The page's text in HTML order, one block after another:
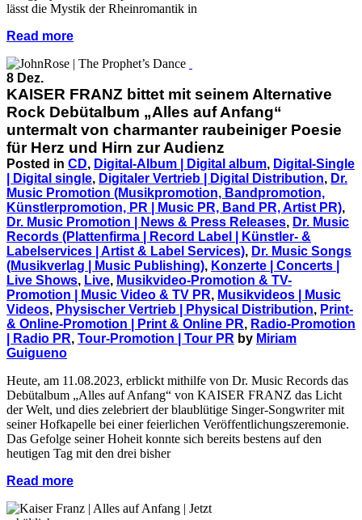
lässt die Mystik der Rheinromantik in
Read more
8 Dez.
KAISER FRANZ bittet mit seinem Alternative
Rock Debütalbum „Alles auf Anfang“
untermalt von charmanter raubeiniger Poesie
für Herz und Hirn zur Audienz
Posted in CD, Digital-Album | Digital album, Digital-Single
| Digital single, Digitaler Vertrieb | Digital Distribution, Dr.
Music Promotion (Musikpromotion, Bandpromotion,
Künstlerpromotion, PR | Music PR, Band PR, Artist PR),
Dr. Music Promotion | News & Press Releases, Dr. Music
Records (Plattenfirma | Record Label | Künstler- &
Labelservices | Artist & Label Services), Dr. Music Songs
(Musikverlag | Music Publishing), Konzerte | Concerts |
Live Shows, Live, Musikvideo-Promotion & TV-
Promotion | Music Video & TV PR, Musikvideos | Music
Videos, Physischer Vertrieb | Physical Distribution, Print-
& Online-Promotion | Print & Online PR, Radio-Promotion
| Radio PR, Tour-Promotion | Tour PR by Miriam
Guigueno
Heute, am 11.08.2023, erblickt mithilfe von Dr. Music Records das
Debütalbum „Alles auf Anfang“ von KAISER FRANZ das Licht
der Welt, und dies zelebriert der blaublütige Singer-Songwriter mit
seiner Hofkapelle bei einer feierlichen Veröffentlichungszeremonie.
Das Gefolge seiner Hoheit konnte sich bereits bestens auf den
heutigen Tag mit den drei bisher
Read more